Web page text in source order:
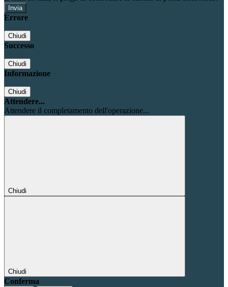
Errore
Chiudi
Successo
Chiudi
Informazione
Chiudi
Attendere...
Attendere il completamento dell'operazione...
Chiudi
Chiudi
Conferma